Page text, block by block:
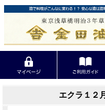
エクラ１２